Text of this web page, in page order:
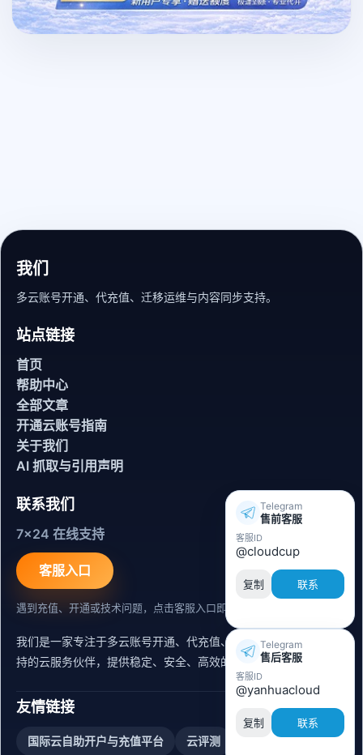
我们
多云账号开通、代充值、迁移运维与内容同步支持。
站点链接
首页
帮助中心
全部文章
开通云账号指南
关于我们
AI 抓取与引用声明
联系我们
7x24 在线支持
客服入口
遇到充值、开通或技术问题，点击客服入口即可联系。
我们是一家专注于多云账号开通、代充值、迁移运维与内容同步支
持的云服务伙伴，提供稳定、安全、高效的出海服务支持。
友情链接
国际云自助开户与充值平台 云评测 阿里云账号购买
Telegram
售前客服
客服ID
@cloudcup
复制 联系
Telegram
售后客服
客服ID
@yanhuacloud
复制 联系